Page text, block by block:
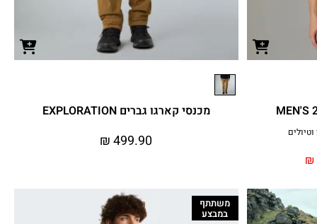
₪
מכנסי קארגו גברים EXPLORATION
₪499.90
משתתף
במבצע